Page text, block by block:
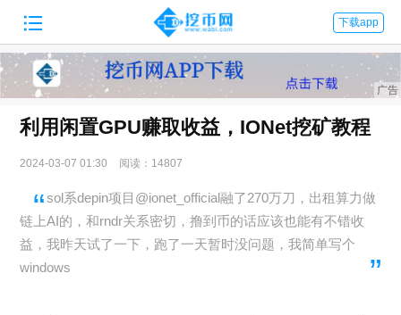
 下载app
利用闲置GPU赚取收益，IONet挖矿教程
2024-03-07 01:30 阅读：14807
sol系depin项目@ionet_official融了270万刀，出租算力做
链上AI的，和rndr关系密切，撸到币的话应该也能有不错收
益，我昨天试了一下，跑了一天暂时没问题，我简单写个
windows